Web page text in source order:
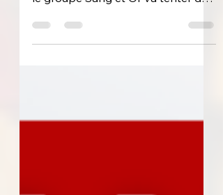
le groupe Sang et Or va tenter de
retrouver ce soir le chemin de la...